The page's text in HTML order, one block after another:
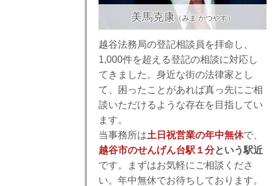
美馬克康（みま かつやす）
越谷法務局の登記相談員を拝命し、
1,000件を超える登記の相談に対応し
てきました。身近な街の法律家とし
て、困ったことがあれば真っ先にご相
談いただけるような存在を目指してい
ます。
当事務所は土日祝営業の年中無休で、
越谷市のせんげん台駅１分という駅近
です。まずはお気軽にご相談くださ
い。年中無休でお待ちしております。